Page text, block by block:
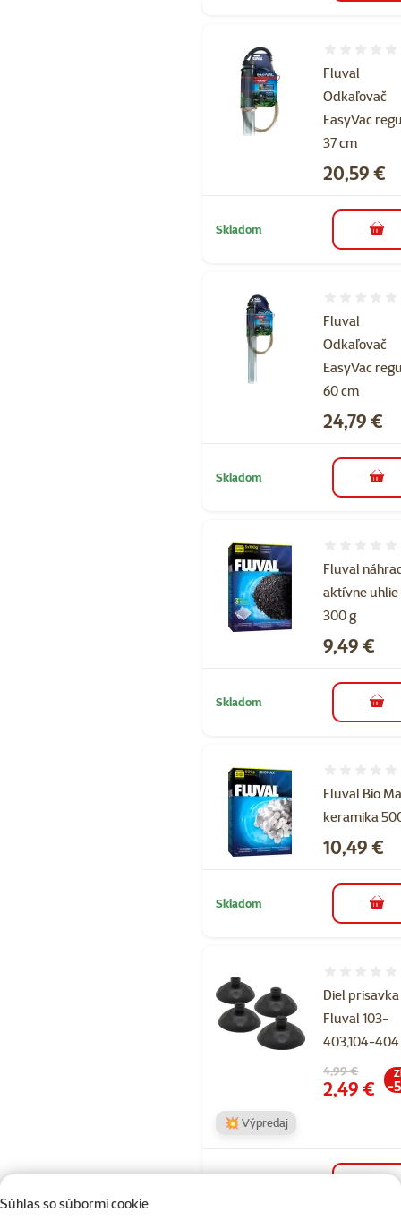
Súhlas so súbormi cookie
Fluval
Odkaľovač
EasyVac
37 cm
Cena
20,59 €
Skladom do
Fluval
Odkaľovač
EasyVac
60 cm
Cena
24,79 €
Skladom do
Fluval
aktívne uhlie
300 g
Cena
9,49 €
Skladom do
Fluval Bio
keramika
Cena
10,49 €
Skladom do
Diel prisavka
Fluval 103-
403,104-404
Pôvodná cena
4,99 €
Cena
2,49 € -
💥 Výpredaj
do